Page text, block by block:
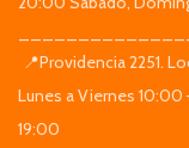
📍Providencia 2251.
Lunes a Viernes
19:00